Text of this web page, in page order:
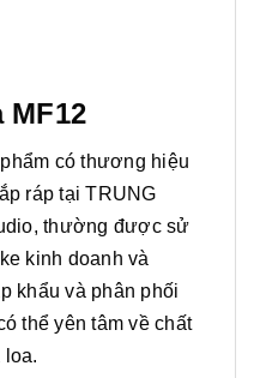
MF12
có thương hiệu
ráp tại TRUNG
thường được sử
kinh doanh và
khẩu và phân phối
thể yên tâm về chất
loa.